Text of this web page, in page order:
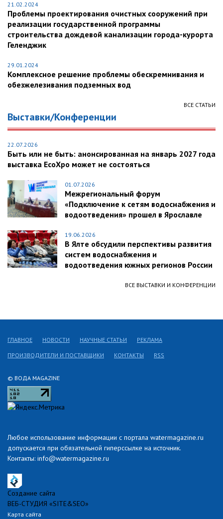
21.02.2024
Проблемы проектирования очистных сооружений при
реализации государственной программы
строительства дождевой канализации города-курорта
Геленджик
29.01.2024
Комплексное решение проблемы обескремнивания и
обезжелезивания подземных вод
ВСЕ СТАТЬИ
Выставки/Конференции
22.07.2026
Быть или не быть: анонсированная на январь 2027 года
выставка EcoXpo может не состояться
01.07.2026
Межрегиональный форум
«Подключение к сетям водоснабжения и
водоотведения» прошел в Ярославле
19.06.2026
В Ялте обсудили перспективы развития
систем водоснабжения и
водоотведения южных регионов России
ВСЕ ВЫСТАВКИ И КОНФЕРЕНЦИИ
© ВОДА MAGAZINE
Любое использование информации с портала watermagazine.ru
допускается при обязательной гиперссылке на источник.
Контакты: info@watermagazine.ru
ГЛАВНОЕ НОВОСТИ НАУЧНЫЕ СТАТЬИ РЕКЛАМА
ПРОИЗВОДИТЕЛИ И ПОСТАВЩИКИ КОНТАКТЫ RSS
Создание сайта
ВЕБ-СТУДИЯ «SITE&SEO»
Карта сайта